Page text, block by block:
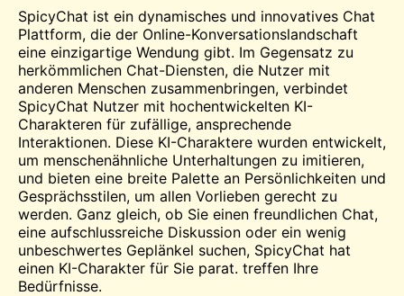
SpicyChat ist ein dynamisches und innovatives Chat
Plattform, die der Online-Konversationslandschaft
eine einzigartige Wendung gibt. Im Gegensatz zu
herkömmlichen Chat-Diensten, die Nutzer mit
anderen Menschen zusammenbringen, verbindet
SpicyChat Nutzer mit hochentwickelten KI-
Charakteren für zufällige, ansprechende
Interaktionen. Diese KI-Charaktere wurden entwickelt,
um menschenähnliche Unterhaltungen zu imitieren,
und bieten eine breite Palette an Persönlichkeiten und
Gesprächsstilen, um allen Vorlieben gerecht zu
werden. Ganz gleich, ob Sie einen freundlichen Chat,
eine aufschlussreiche Diskussion oder ein wenig
unbeschwertes Geplänkel suchen, SpicyChat hat
einen KI-Charakter für Sie parat. treffen Ihre
Bedürfnisse.